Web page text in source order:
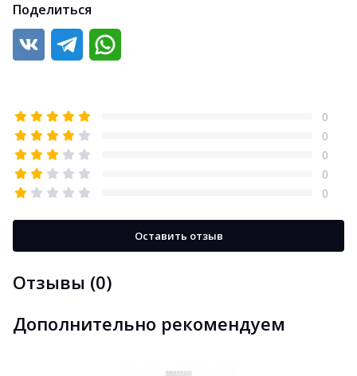
Поделиться
Отзывы (0)
0
0
0
0
0
Оставить отзыв
Дополнительно рекомендуем